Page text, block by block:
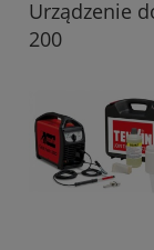
Urządzenie
200